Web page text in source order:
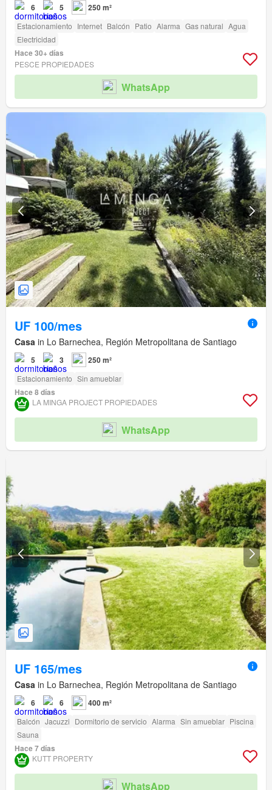
6 5 250 m²
Estacionamiento Internet Balcón Patio Alarma Gas natural Agua
Electricidad
Hace 30+ días
PESCE PROPIEDADES
WhatsApp
UF 100/mes
Casa in Lo Barnechea, Región Metropolitana de Santiago
5 3 250 m²
Estacionamiento Sin amueblar
Hace 8 días
LA MINGA PROJECT PROPIEDADES
WhatsApp
UF 165/mes
Casa in Lo Barnechea, Región Metropolitana de Santiago
6 6 400 m²
Balcón Jacuzzi Dormitorio de servicio Alarma Sin amueblar Piscina
Sauna
Hace 7 días
KUTT PROPERTY
WhatsApp